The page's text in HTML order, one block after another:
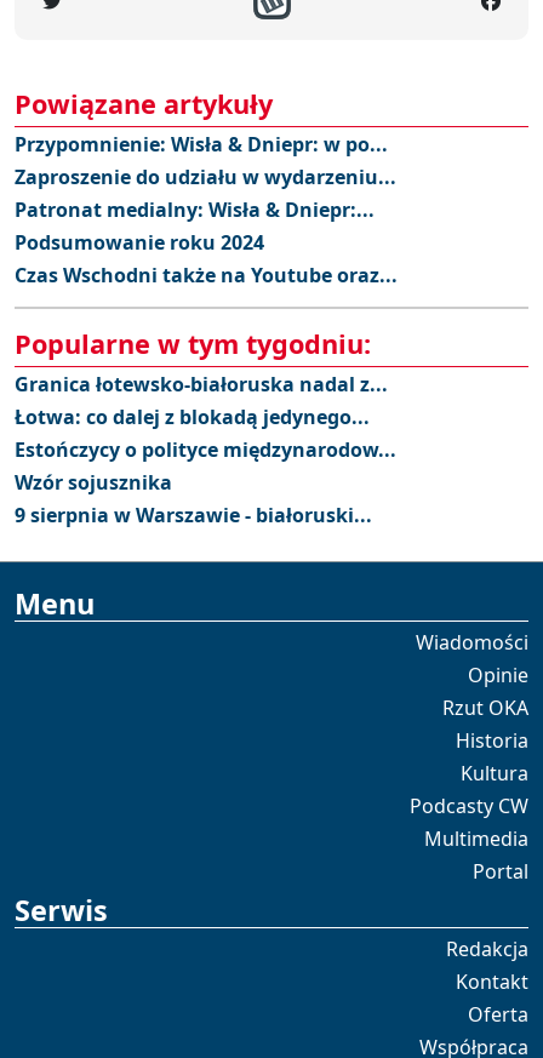
Powiązane artykuły
Przypomnienie: Wisła & Dniepr: w po...
Zaproszenie do udziału w wydarzeniu...
Patronat medialny: Wisła & Dniepr:...
Podsumowanie roku 2024
Czas Wschodni także na Youtube oraz...
Popularne w tym tygodniu:
Granica łotewsko-białoruska nadal z...
Łotwa: co dalej z blokadą jedynego...
Estończycy o polityce międzynarodow...
Wzór sojusznika
9 sierpnia w Warszawie - białoruski...
Menu
Wiadomości
Opinie
Rzut OKA
Historia
Kultura
Podcasty CW
Multimedia
Portal
Serwis
Redakcja
Kontakt
Oferta
Współpraca